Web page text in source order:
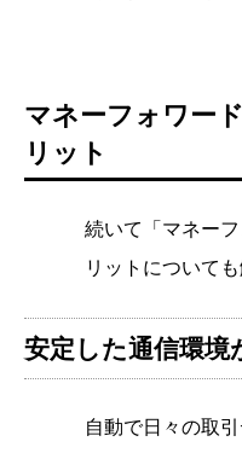
マネーフォワー
リット
続いて「マネー
リットについても
安定した通信環境
自動で日々の取